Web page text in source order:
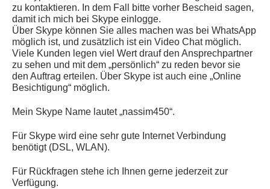
zu kontaktieren. In dem Fall bitte vorher Bescheid sagen,
damit ich mich bei Skype einlogge.
Über Skype können Sie alles machen was bei WhatsApp
möglich ist, und zusätzlich ist ein Video Chat möglich.
Viele Kunden legen viel Wert drauf den Ansprechpartner
zu sehen und mit dem „persönlich“ zu reden bevor sie
den Auftrag erteilen. Über Skype ist auch eine „Online
Besichtigung“ möglich.
Mein Skype Name lautet „nassim450“.
Für Skype wird eine sehr gute Internet Verbindung
benötigt (DSL, WLAN).
Für Rückfragen stehe ich Ihnen gerne jederzeit zur
Verfügung.